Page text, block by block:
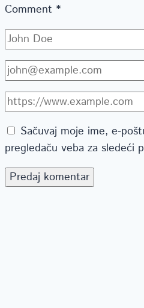
Comment *
Sačuvaj moje ime, e-
pregledaču veba za sledeći